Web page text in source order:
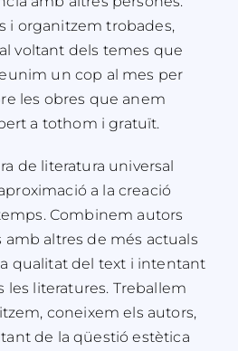
i organitzem trobades,
voltant dels temes que
un cop al mes per
les obres que anem
a tothom i gratuït.
de literatura universal
a la creació
Combinem autors
amb altres de més actuals
qualitat del text i intentant
les literatures. Treballem
coneixem els autors,
de la qüestió estètica